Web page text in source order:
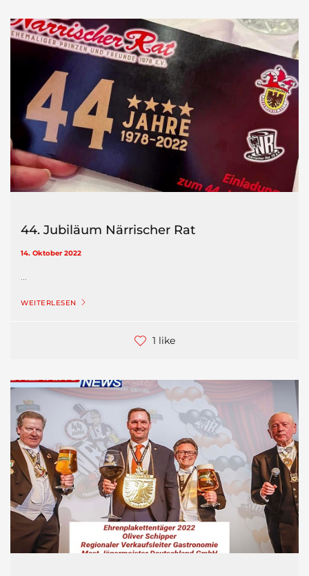
44. Jubiläum Närrischer Rat
14. Oktober 2022
...
WEITERLESEN
1 like